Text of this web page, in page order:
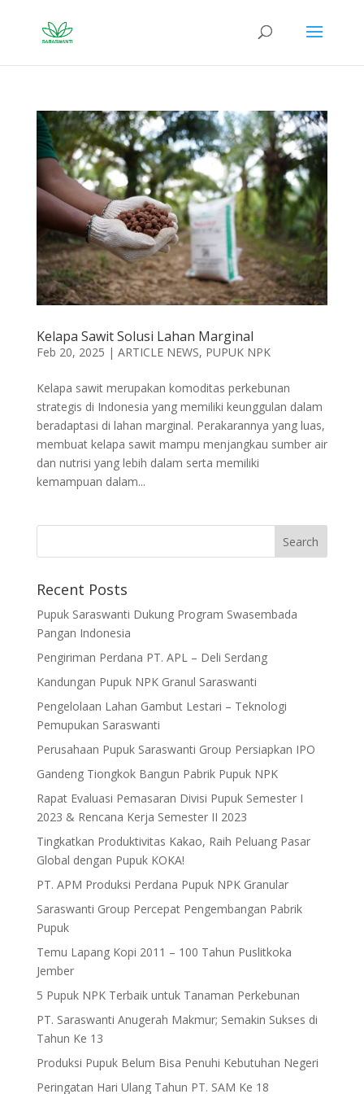
Kelapa Sawit Solusi Lahan Marginal
Feb 20, 2025 | ARTICLE NEWS, PUPUK NPK
Kelapa sawit merupakan komoditas perkebunan
strategis di Indonesia yang memiliki keunggulan dalam
beradaptasi di lahan marginal. Perakarannya yang luas,
membuat kelapa sawit mampu menjangkau sumber air
dan nutrisi yang lebih dalam serta memiliki
kemampuan dalam...
Recent Posts
Pupuk Saraswanti Dukung Program Swasembada
Pangan Indonesia
Pengiriman Perdana PT. APL – Deli Serdang
Kandungan Pupuk NPK Granul Saraswanti
Pengelolaan Lahan Gambut Lestari – Teknologi
Pemupukan Saraswanti
Perusahaan Pupuk Saraswanti Group Persiapkan IPO
Gandeng Tiongkok Bangun Pabrik Pupuk NPK
Rapat Evaluasi Pemasaran Divisi Pupuk Semester I
2023 & Rencana Kerja Semester II 2023
Tingkatkan Produktivitas Kakao, Raih Peluang Pasar
Global dengan Pupuk KOKA!
PT. APM Produksi Perdana Pupuk NPK Granular
Saraswanti Group Percepat Pengembangan Pabrik
Pupuk
Temu Lapang Kopi 2011 – 100 Tahun Puslitkoka
Jember
5 Pupuk NPK Terbaik untuk Tanaman Perkebunan
PT. Saraswanti Anugerah Makmur; Semakin Sukses di
Tahun Ke 13
Produksi Pupuk Belum Bisa Penuhi Kebutuhan Negeri
Peringatan Hari Ulang Tahun PT. SAM Ke 18